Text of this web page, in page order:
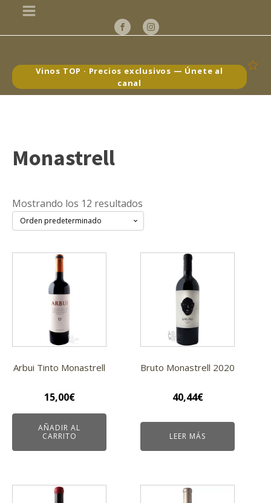
Vinos TOP · Precios exclusivos — Únete al
canal
Monastrell
Mostrando los 12 resultados
Arbui Tinto Monastrell
15,00€
AÑADIR AL
CARRITO
Bruto Monastrell 2020
40,44€
LEER MÁS